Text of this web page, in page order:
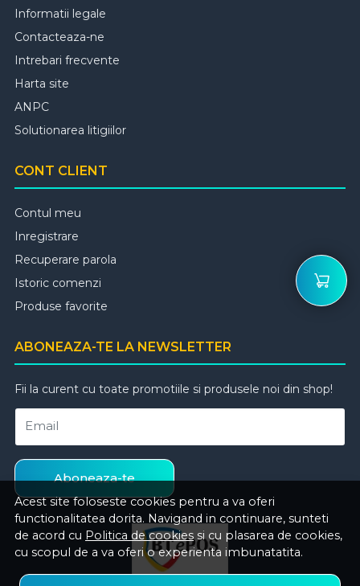
Acest site foloseste cookies pentru a va oferi
functionalitatea dorita. Navigand in continuare, sunteti
de acord cu Politica de cookies si cu plasarea de cookies,
cu scopul de a va oferi o experienta imbunatatita.
Informatii legale
Contacteaza-ne
Intrebari frecvente
Harta site
ANPC
Solutionarea litigiilor
CONT CLIENT
Contul meu
Inregistrare
Recuperare parola
Istoric comenzi
Produse favorite
ABONEAZA-TE LA NEWSLETTER
Fii la curent cu toate promotiile si produsele noi din shop!
Email
Aboneaza-te